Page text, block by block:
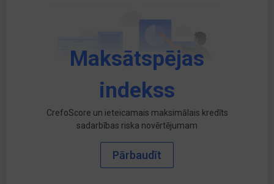
Maksātspējas
indekss
CrefoScore un ieteicamais maksimālais kredīts
sadarbības riska novērtējumam
Pārbaudīt